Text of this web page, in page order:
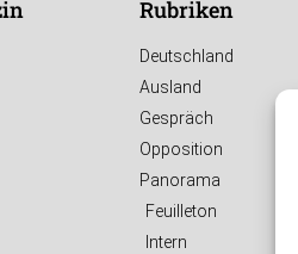
Rubriken
Deutschland
Ausland
Gespräch
Opposition
Panorama
Feuilleton
Intern